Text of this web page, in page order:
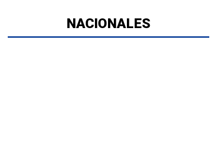
NACIONALES